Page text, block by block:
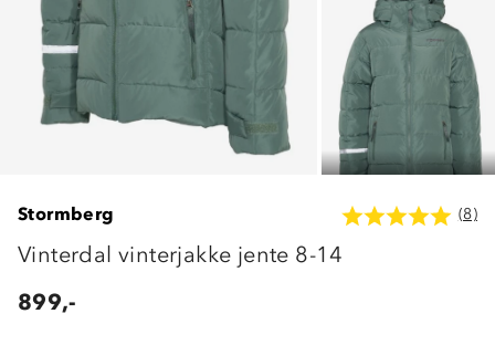
Stormberg (8)
Vinterdal vinterjakke jente 8-14
899,-